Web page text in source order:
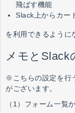
飛ばす機能
Slack上からカー
を利用できるように
メモとSlack
※こちらの設定を行
がございます。
（1）フォーム一覧